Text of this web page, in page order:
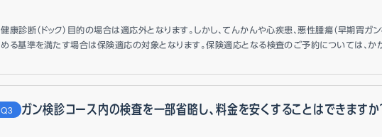
健康診断（ドック）目的の場合は適応外となります。しかし、てんかんや心疾患、悪性腫瘍（早期胃
める基準を満たす場合は保険適応の対象となります。保険適応となる検査のご予約については、か
Q ガン検診コース内の検査を一部省略し、料金を安くすることはできますか